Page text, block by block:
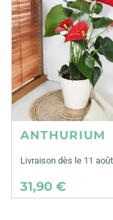
ANTHURIUM
Livraison dès le 11 août
31,90 €